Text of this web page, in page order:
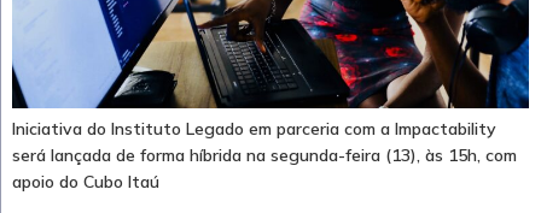
Iniciativa do Instituto Legado em parceria com a Impactability
será lançada de forma híbrida na segunda-feira (13), às 15h, com
apoio do Cubo Itaú